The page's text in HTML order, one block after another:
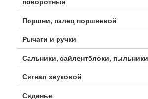
поворотный
Поршни, палец поршневой
Рычаги и ручки
Сальники, сайлентблоки, пыльники
Сигнал звуковой
Сиденье